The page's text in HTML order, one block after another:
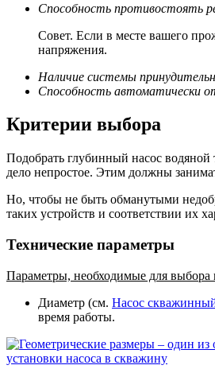
Способность противостоять
Совет. Если в месте вашего
напряжения.
Наличие системы
Способность автоматически
Критерии выбора
Подобрать глубинный насос водяной
дело непростое. Этим должны
Но, чтобы не быть обманутыми
таких устройств и соответствии их
Технические параметры
Параметры, необходимые для выбора
Диаметр (см. Насос
время работы.